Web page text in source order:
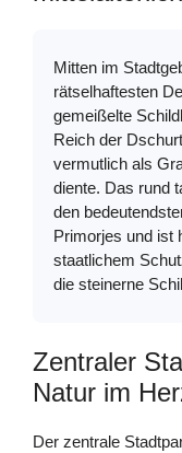
Mitten im
rätselhaftesten
gemeißelte
Reich der
vermutlich als
diente. Das rund
den
Primorjes und ist
staatlichem
die steinerne
Zentraler
Natur im
Der zentrale